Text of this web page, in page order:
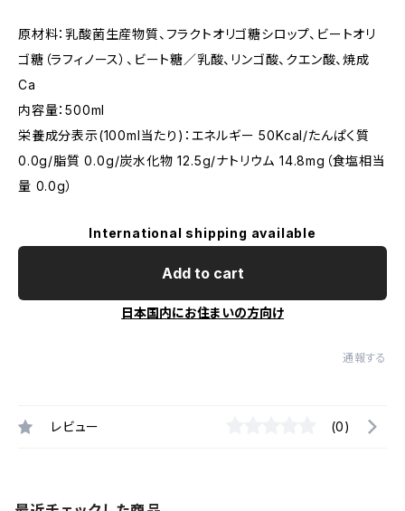
原材料：乳酸菌生産物質、フラクトオリゴ糖シロップ、ビートオリ
ゴ糖（ラフィノース）、ビート糖／乳酸、リンゴ酸、クエン酸、焼成
Ca
内容量：500ml
栄養成分表示(100ml当たり)：エネルギー 50Kcal/たんぱく質
0.0g/脂質 0.0g/炭水化物 12.5g/ナトリウム 14.8mg（食塩相当
量 0.0g）
International shipping available
Add to cart
日本国内にお住まいの方向け
通報する
レビュー (0)